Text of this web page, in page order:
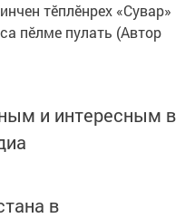
тӗплӗнрех «Сувар»
пӗлме пулать (Автор
и интересным в
в